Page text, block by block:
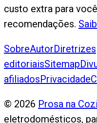
custo extra para
recomendações.
SobreAutorDiretrizes
editoriaisSitemap
afiliadosPrivacidade
© 2026 Prosa na
eletrodomésticos,